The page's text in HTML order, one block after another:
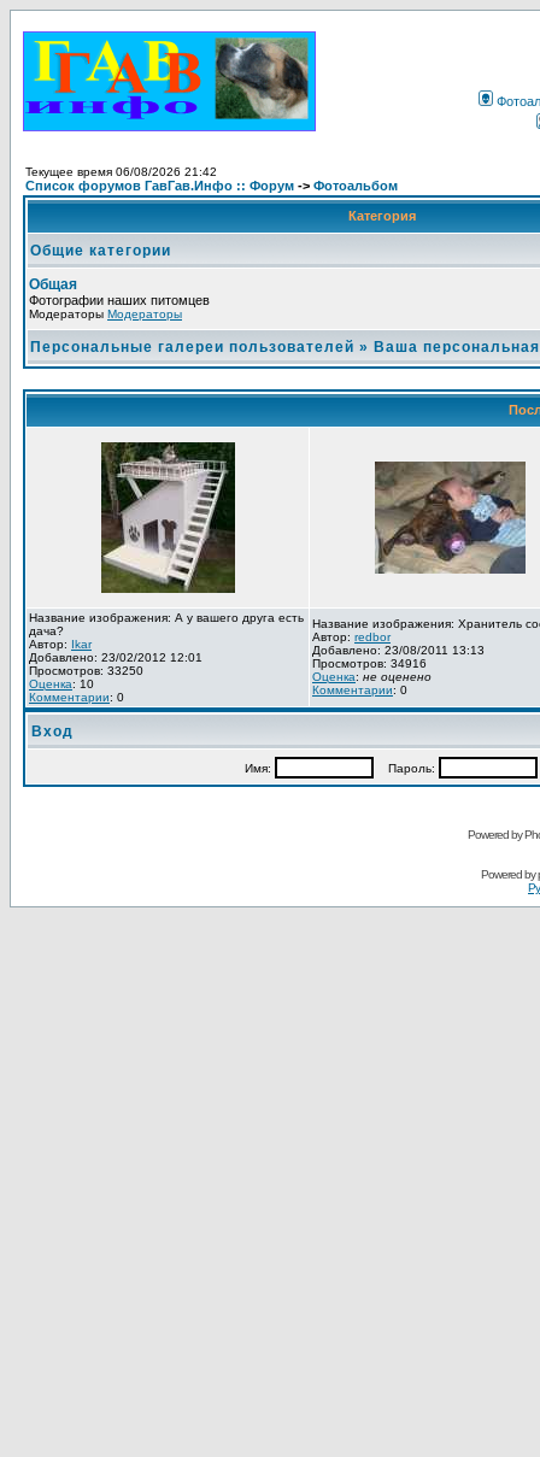
Текущее время 06/08/2026 21:42
Список форумов ГавГав.Инфо :: Форум -> Фотоальбом
Категория
Общие категории
Общая
Фотографии наших питомцев
Модераторы Модераторы
Персональные галереи пользователей » Ваша
Название изображения: А у вашего друга есть
дача?
Автор: Ikar
Добавлено: 23/02/2012 12:01
Просмотров: 33250
Оценка: 10
Комментарии: 0
Название изображения: Хранитель
Автор: redbor
Добавлено: 23/08/2011 13:13
Просмотров: 34916
Оценка: не оценено
Комментарии: 0
Вход
Имя: Пароль:
Powered by
Powered by